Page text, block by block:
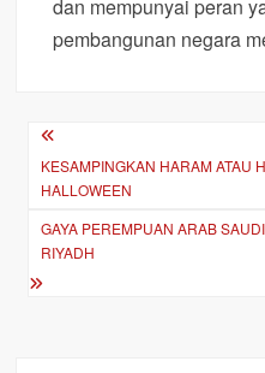
dan mempunyai peran
pembangunan negara
Post
navigation
KESAMPINGKAN HARAM ATAU
HALLOWEEN
GAYA PEREMPUAN ARAB
RIYADH